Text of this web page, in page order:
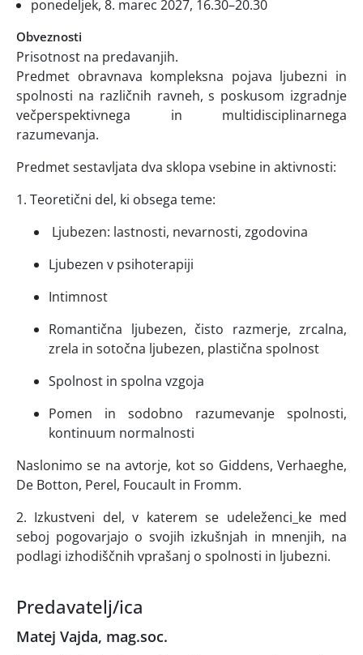
ponedeljek, 8. marec 2027, 16.30–20.30
Obveznosti
Prisotnost na predavanjih.
Predmet obravnava kompleksna pojava ljubezni in
spolnosti na različnih ravneh, s poskusom izgradnje
večperspektivnega in multidisciplinarnega
razumevanja.
Predmet sestavljata dva sklopa vsebine in aktivnosti:
1. Teoretični del, ki obsega teme:
Ljubezen: lastnosti, nevarnosti, zgodovina
Ljubezen v psihoterapiji
Intimnost
Romantična ljubezen, čisto razmerje, zrcalna,
zrela in sotočna ljubezen, plastična spolnost
Spolnost in spolna vzgoja
Pomen in sodobno razumevanje spolnosti,
kontinuum normalnosti
Naslonimo se na avtorje, kot so Giddens, Verhaeghe,
De Botton, Perel, Foucault in Fromm.
2. Izkustveni del, v katerem se udeleženci_ke med
seboj pogovarjajo o svojih izkušnjah in mnenjih, na
podlagi izhodiščnih vprašanj o spolnosti in ljubezni.
Predavatelj/ica
Matej Vajda, mag.soc.